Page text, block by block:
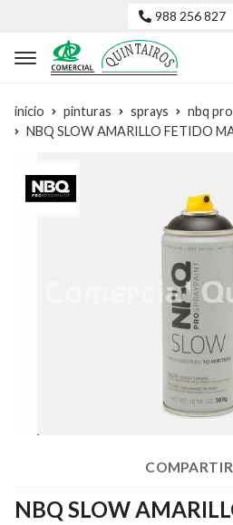
988 256 827
inicio pinturas sprays nbq
NBQ SLOW AMARILLO FETIDO
NBQ SLOW